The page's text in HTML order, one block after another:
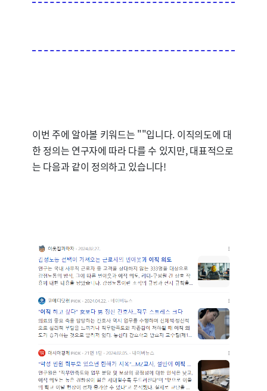
이번 주에 알아볼 키워드는 ""입니다. 이직의도에 대
한 정의는 연구자에 따라 다를 수 있지만, 대표적으로
는 다음과 같이 정의하고 있습니다!